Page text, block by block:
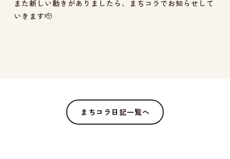
また新しい動きがありましたら、まちコラでお知らせして
いきます🫡
まちコラ日記一覧へ